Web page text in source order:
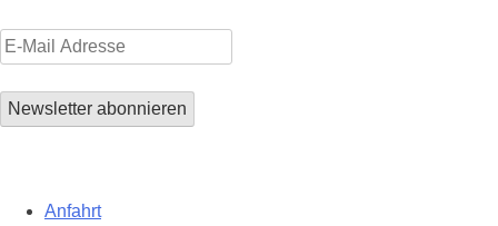
Anfahrt